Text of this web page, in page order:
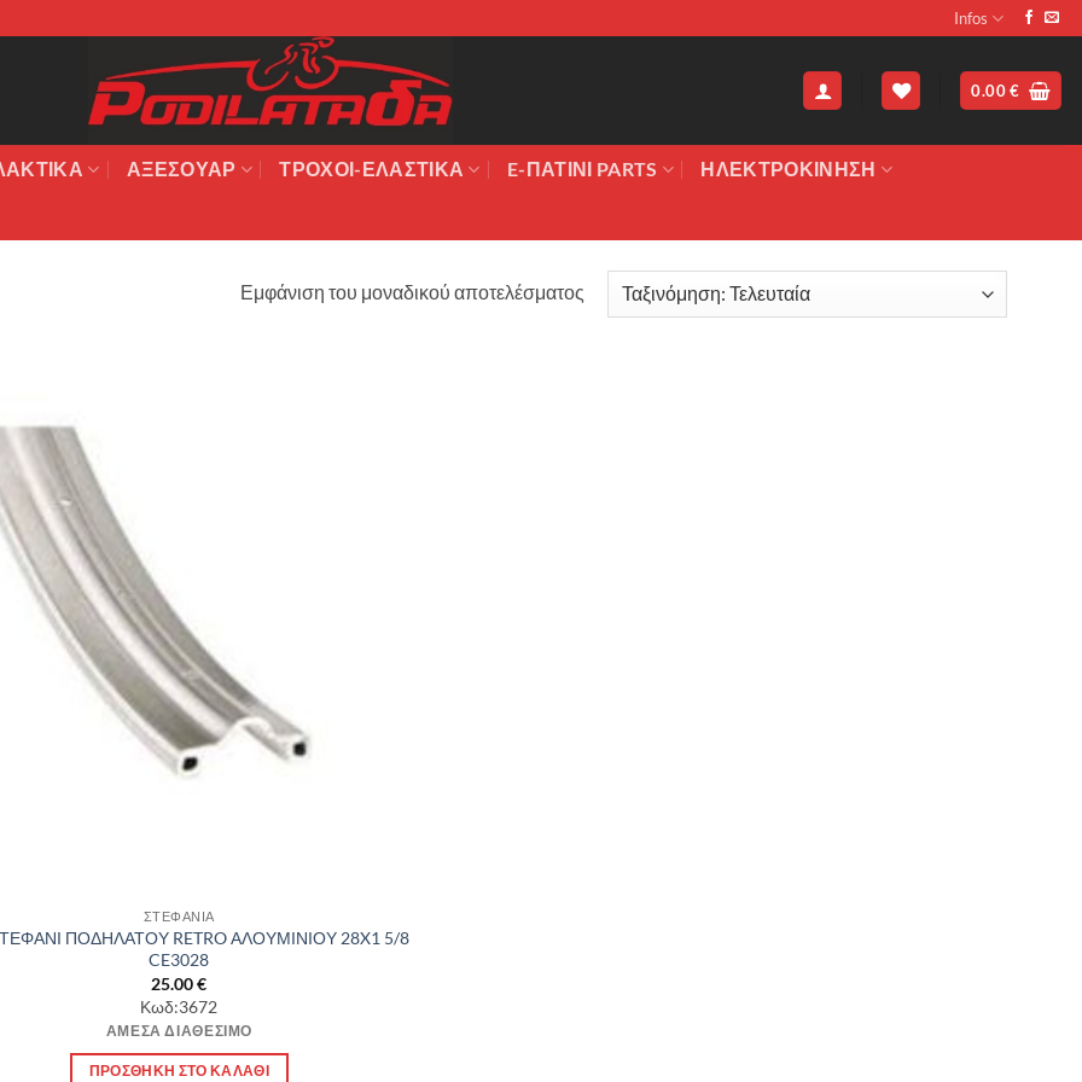
Infos
0.00€
ΑΞΕΣΟΥΆΡ ΤΡΟΧΟΙ-ΕΛΑΣΤΙΚΑ E-ΠΑΤΙΝΙ PARTS ΗΛΕΚΤΡΟΚΙΝΗΣΗ
Εμφάνιση του μοναδικού αποτελέσματος
ΣΤΕΦΑΝΙΑ
ΠΟΔΗΛΑΤΟΥ RETRO ΑΛΟΥΜΙΝΙΟΥ 28X1 5/8
CE3028
25.00€
Κωδ:3672
ΆΜΕΣΑ ΔΙΑΘΈΣΙΜΟ
ΠΡΟΣΘΉΚΗ ΣΤΟ ΚΑΛΆΘΙ